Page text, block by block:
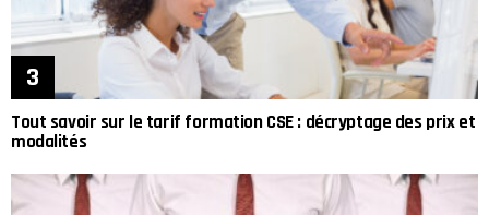
Tout savoir sur le tarif formation CSE : décryptage des prix et
modalités